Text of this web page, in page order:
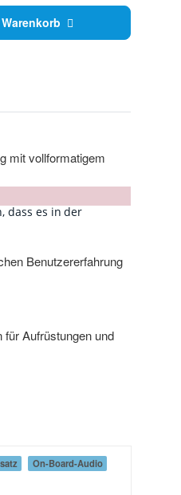
mit vollformatigem
dass es in der
Benutzererfahrung
Aufrüstungen und
On-Board-Audio